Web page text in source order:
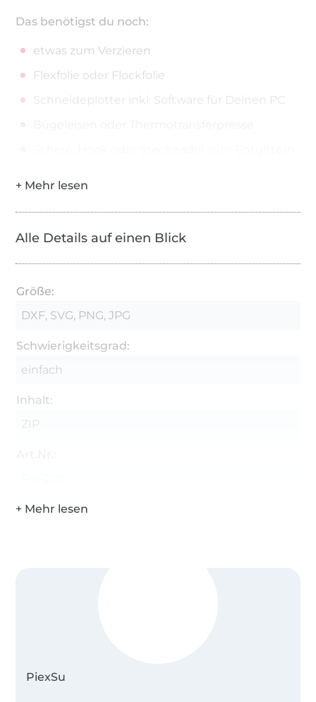
Das benötigst du noch:
etwas zum Verzieren
Flexfolie oder Flockfolie
Schneideplotter inkl. Software für Deinen PC
Alle Details auf einen Blick
Größe:
DXF, SVG, PNG, JPG
Schwierigkeitsgrad:
einfach
Inhalt:
ZIP
PiexSu